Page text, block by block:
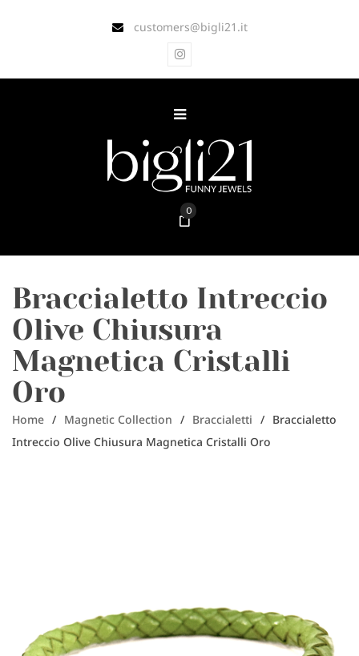
customers@bigli21.it
0
Braccialetto Intreccio
Olive Chiusura
Magnetica Cristalli
Oro
Home / Magnetic Collection / Braccialetti / Braccialetto
Intreccio Olive Chiusura Magnetica Cristalli Oro